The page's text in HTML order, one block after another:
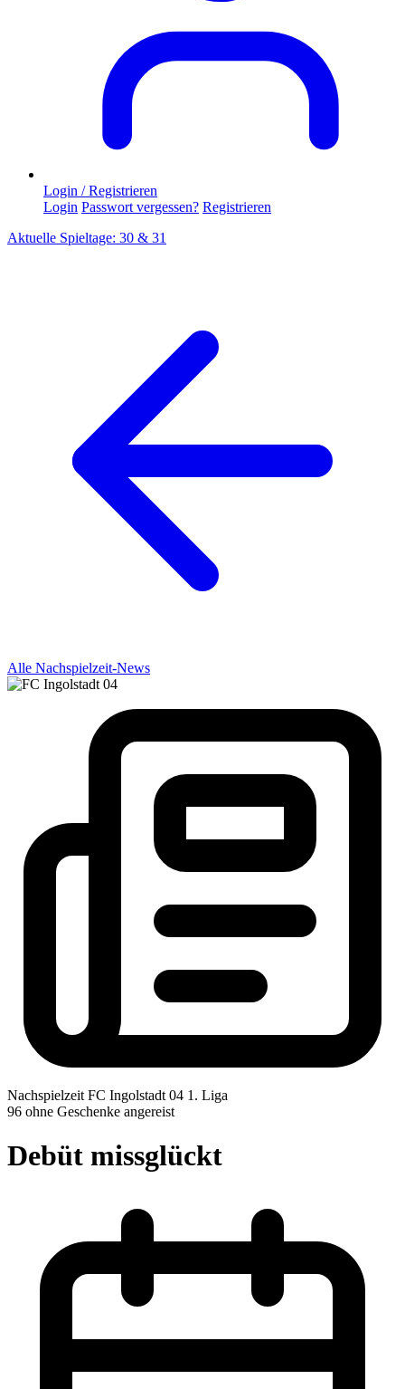
Login / Registrieren
Login Passwort vergessen? Registrieren
Aktuelle Spieltage: 30 & 31
Alle Nachspielzeit-News
Nachspielzeit FC Ingolstadt 04 1. Liga
96 ohne Geschenke angereist
Debüt missglückt